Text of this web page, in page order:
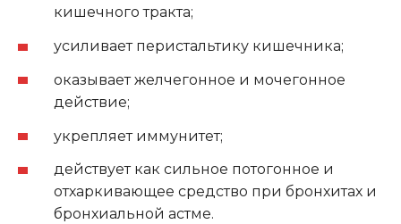
кишечного тракта;
усиливает перистальтику кишечника;
оказывает желчегонное и мочегонное
действие;
укрепляет иммунитет;
действует как сильное потогонное и
отхаркивающее средство при бронхитах и
бронхиальной астме.